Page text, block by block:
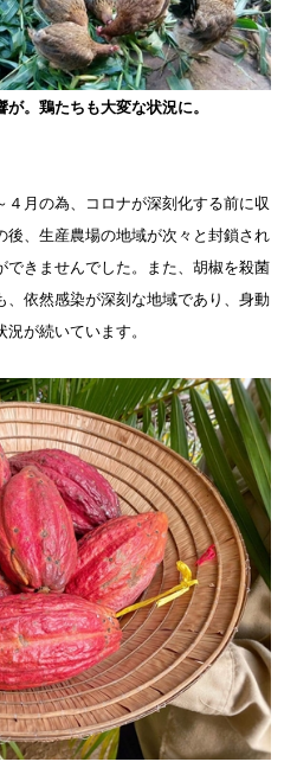
。鶏たちも大変な状況に。
月の為、コロナが深刻化する前に収
後、生産農場の地域が次々と封鎖され
できませんでした。また、胡椒を殺菌
、依然感染が深刻な地域であり、身動
が続いています。